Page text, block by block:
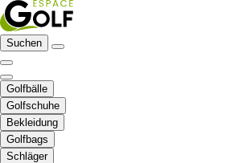
Suchen
Golfbälle
Golfschuhe
Bekleidung
Golfbags
Schläger